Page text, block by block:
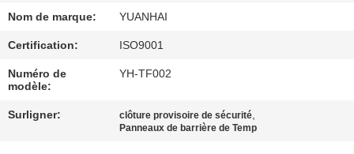
CONTRÔLE
DE
QUALITÉ
CONTACTEZ-
Nom de marque: YUANHAI
Certification: ISO9001
Numéro de
modèle:
YH-TF002
Surligner: clôture provisoire de sécurité,
Panneaux de barrière de Temp